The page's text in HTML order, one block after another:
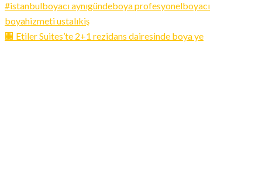
🏢 Etiler Suites’te 2+1 rezidans dairesinde boya ye